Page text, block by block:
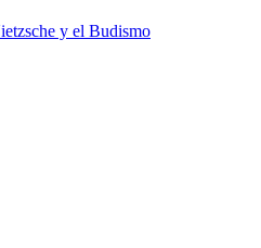
y el Budismo